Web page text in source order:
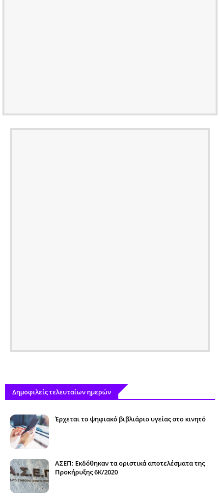
Δημοφιλείς τελευταίων ημερών
Έρχεται το ψηφιακό βιβλιάριο υγείας στο κινητό
ΑΣΕΠ: Εκδόθηκαν τα οριστικά αποτελέσματα της
Προκήρυξης 6Κ/2020